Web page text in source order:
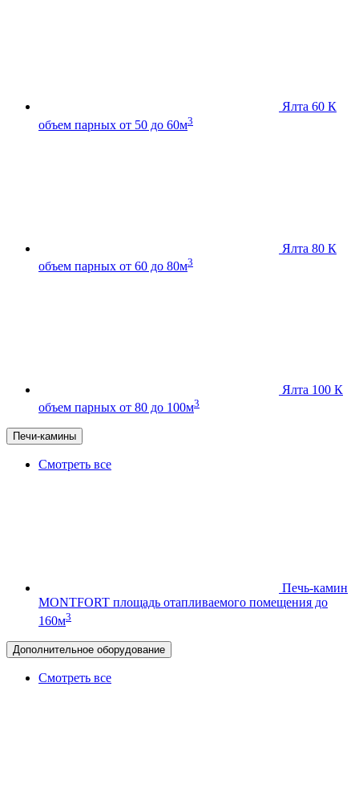
Ялта 60 К
объем парных от 50 до 60м3
Ялта 80 К
объем парных от 60 до 80м3
Ялта 100 К
объем парных от 80 до 100м3
Печи-камины
Смотреть все
Печь-камин
MONTFORT площадь отапливаемого помещения до
160м3
Дополнительное оборудование
Смотреть все